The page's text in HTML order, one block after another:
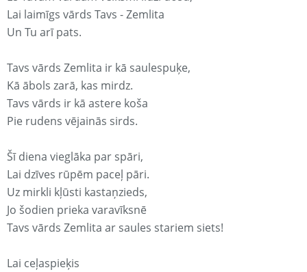
Lai laimīgs vārds Tavs - Zemlita
Un Tu arī pats.
Tavs vārds Zemlita ir kā saulespuķe,
Kā ābols zarā, kas mirdz.
Tavs vārds ir kā astere koša
Pie rudens vējainās sirds.
Šī diena vieglāka par spāri,
Lai dzīves rūpēm paceļ pāri.
Uz mirkli kļūsti kastaņzieds,
Jo šodien prieka varavīksnē
Tavs vārds Zemlita ar saules stariem siets!
Lai ceļaspieķis